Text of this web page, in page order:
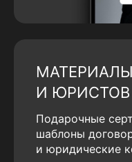
И ЮРИСТОВ
Подарочные
шаблоны
и юридические